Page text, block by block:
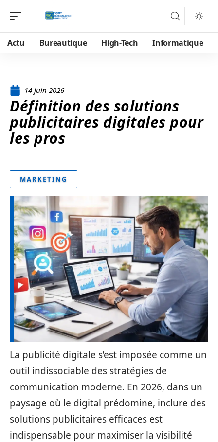
Actu Bureautique High-Tech Informatique
14 juin 2026
Définition des solutions
publicitaires digitales pour
les pros
MARKETING
La publicité digitale s’est imposée comme un
outil indissociable des stratégies de
communication moderne. En 2026, dans un
paysage où le digital prédomine, inclure des
solutions publicitaires efficaces est
indispensable pour maximiser la visibilité